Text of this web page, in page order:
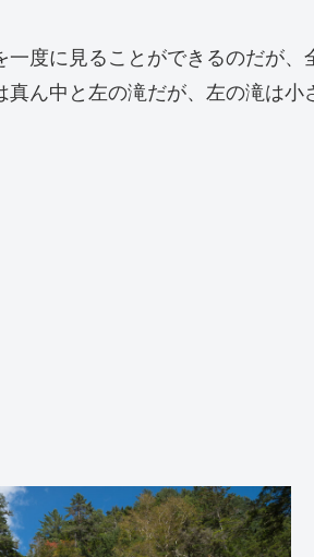
一度に見ることができるのだが
ん中と左の滝だが、左の滝は小